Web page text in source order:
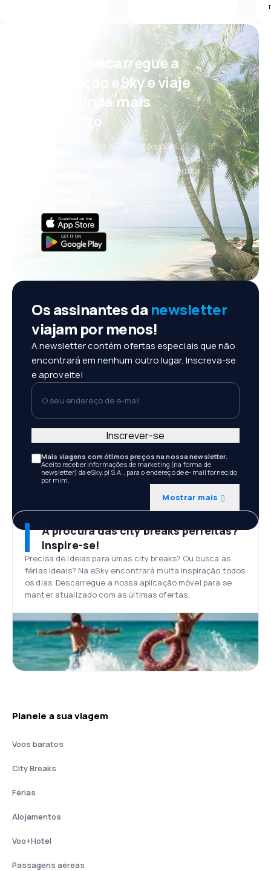
Psst! Descarregue a
aplicação eSky e viaje
com ainda mais
conforto.
Novas ofertas todos os dias:
voos, férias, escapadelas urbanas
Gerenciamento conveniente das
Tudo o que importa, sempre ao
Os assinantes da newsletter
viajam por menos!
A newsletter contém ofertas especiais que não
encontrará em nenhum outro lugar. Inscreva-se
e aproveite!
O seu endereço de e-mail
Mais viagens com ótimos preços na nossa newsletter.
Aceito receber informações de marketing (na forma de
newsletter) da eSky.pl S.A., para o endereço de e-mail fornecido
por mim.
Mostrar mais
Inscrever-se
À procura das city breaks perfeitas?
Inspire-se!
Precisa de ideias para umas city breaks? Ou busca as
férias ideais? Na eSky encontrará muita inspiração todos
os dias. Descarregue a nossa aplicação móvel para se
manter atualizado com as últimas ofertas.
Planeie a sua viagem
Voos baratos
City Breaks
Férias
Alojamentos
Voo+Hotel
Passagens aéreas